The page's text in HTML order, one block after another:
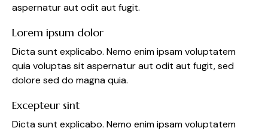
aspernatur aut odit aut fugit.
Lorem ipsum dolor
Dicta sunt explicabo. Nemo enim ipsam voluptatem
quia voluptas sit aspernatur aut odit aut fugit, sed
dolore sed do magna quia.
Excepteur sint
Dicta sunt explicabo. Nemo enim ipsam voluptatem